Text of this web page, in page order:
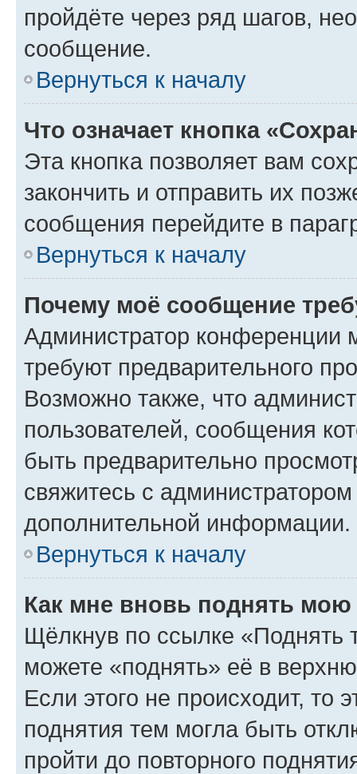
пройдёте через ряд шагов,
сообщение.
Вернуться к началу
Что означает кнопка
Эта кнопка позволяет вам
закончить и отправить их
сообщения перейдите в
Вернуться к началу
Почему моё сообщение
Администратор конференции
требуют предварительного
Возможно также, что
пользователей, сообщения
быть предварительно
свяжитесь с
дополнительной информации.
Вернуться к началу
Как мне вновь поднять мою
Щёлкнув по ссылке «Поднять
можете «поднять» её в
Если этого не происходит, то
поднятия тем могла быть
пройти до повторного